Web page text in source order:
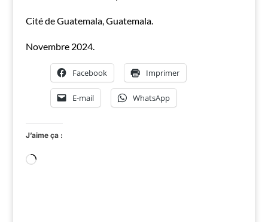
Cité de Guatemala, Guatemala.
Novembre 2024.
Facebook Imprimer
E-mail WhatsApp
J’aime ça :
Chargement…